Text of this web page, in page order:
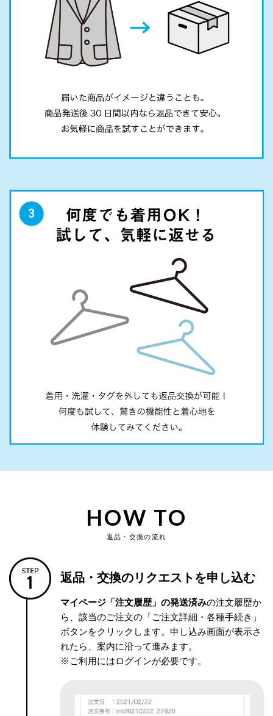
HOW TO
返品・交換の流れ
返品・交換のリクエストを申し込む
マイページ「注文履歴」の発送済みの注文履歴か
ら、該当のご注文の「ご注文詳細・各種手続き」
ボタンをクリックします。申し込み画面が表示さ
れたら、案内に沿って進みます。
※ご利用にはログインが必要です。